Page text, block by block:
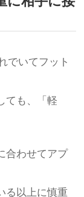
でいてフット
ても、「軽
合わせてアプ
る以上に慎重